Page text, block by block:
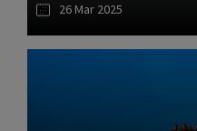
26 Mar 2025